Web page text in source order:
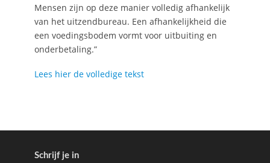
Mensen zijn op deze manier volledig afhankelijk
van het uitzendbureau. Een afhankelijkheid die
een voedingsbodem vormt voor uitbuiting en
onderbetaling.”
Lees hier de volledige tekst
Schrijf je in